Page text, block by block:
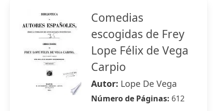
Comedias
escogidas de Frey
Lope Félix de Vega
Carpio
Autor: Lope De Vega
Número de Páginas: 612